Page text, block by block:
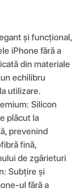
și funcțional,
iPhone fără a
din materiale
echilibru
utilizare.
Silicon
plăcut la
prevenind
fină,
de zgârieturi
Subțire și
ul fără a